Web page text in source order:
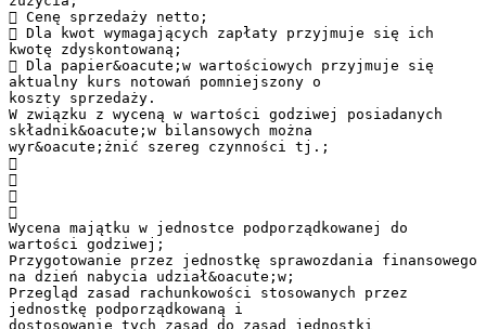
 Cenę sprzedaży netto;
 Dla kwot wymagających zapłaty przyjmuje się ich
kwotę zdyskontowaną;
 Dla papier&oacute;w wartościowych przyjmuje się
aktualny kurs notowań pomniejszony o
koszty sprzedaży.
W związku z wyceną w wartości godziwej posiadanych
składnik&oacute;w bilansowych można
wyr&oacute;żnić szereg czynności tj.;




Wycena majątku w jednostce podporządkowanej do
wartości godziwej;
Przygotowanie przez jednostkę sprawozdania finansowego
na dzień nabycia udział&oacute;w;
Przegląd zasad rachunkowości stosowanych przez
jednostkę podporządkowaną i
dostosowanie tych zasad do zasad jednostki